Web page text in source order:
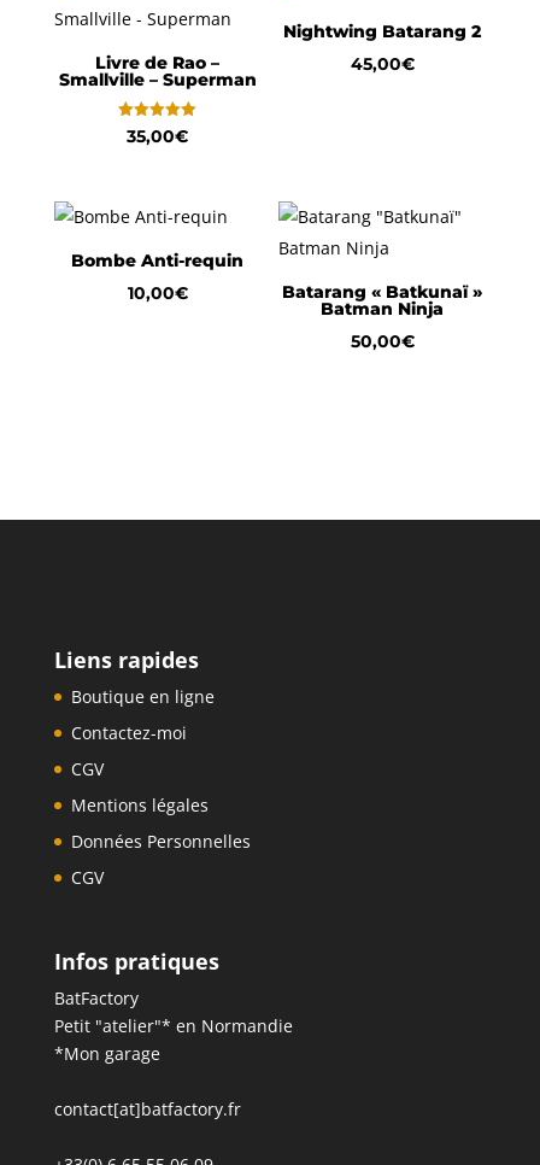
Livre de Rao –
Smallville – Superman
Note
5.00
35,00€
Nightwing Batarang 2
45,00€
Bombe Anti-requin
10,00€ Batarang « Batkunaï »
Batman Ninja
50,00€
Liens rapides
Boutique en ligne
Contactez-moi
CGV
Mentions légales
Données Personnelles
CGV
Infos pratiques
BatFactory
Petit "atelier"* en Normandie
*Mon garage
contact[at]batfactory.fr